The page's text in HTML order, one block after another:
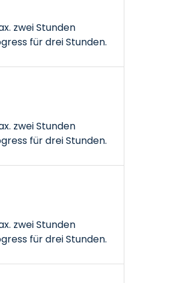
zwei Stunden
für drei Stunden.
zwei Stunden
für drei Stunden.
zwei Stunden
für drei Stunden.